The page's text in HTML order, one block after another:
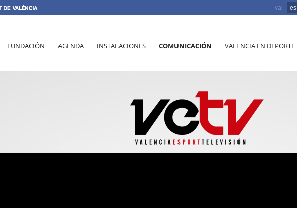
val es
FUNDACIÓN AGENDA INSTALACIONES COMUNICACIÓN VALENCIA EN DEPORTE